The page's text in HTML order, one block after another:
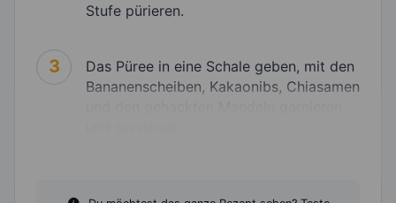
Stufe pürieren.
3
Das Püree in eine Schale geben, mit den
Bananenscheiben, Kakaonibs, Chiasamen